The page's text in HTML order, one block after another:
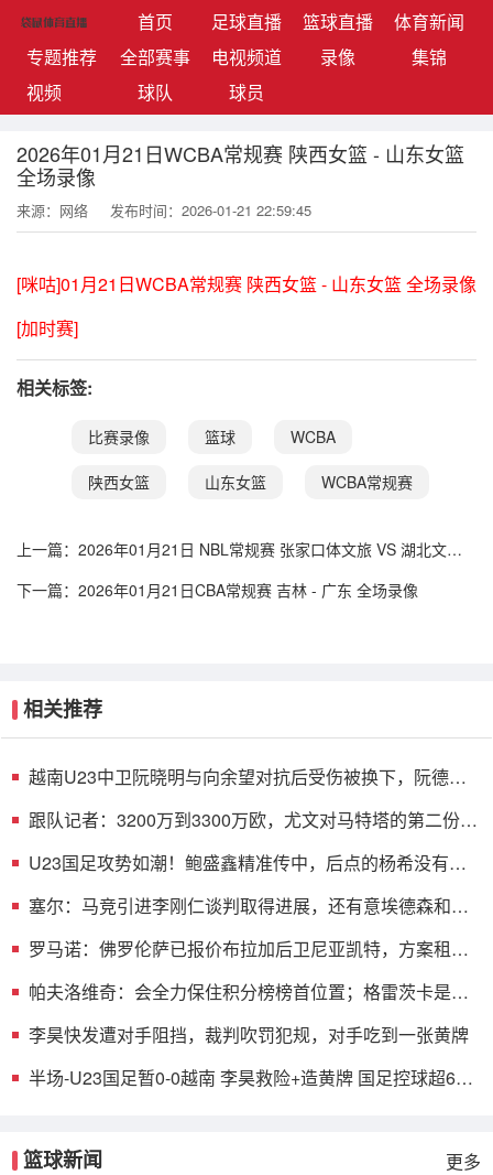
首页(current)足球直播 篮球直播
体育新闻
专题推荐
全部赛事 电视频道 录像
集锦
视频
球队 球员
2026年01月21日WCBA常规赛 陕西女篮 - 山东女篮
全场录像
来源：网络 发布时间：2026-01-21 22:59:45
[咪咕]01月21日WCBA常规赛 陕西女篮 - 山东女篮 全场录像
[加时赛]
相关标签:
比赛录像 篮球 WCBA
陕西女篮 山东女篮 WCBA常规赛
上一篇： 2026年01月21日 NBL常规赛 张家口体文旅 VS 湖北文旅
下一篇： 2026年01月21日CBA常规赛 吉林 - 广东 全场录像
相关推荐
越南U23中卫阮晓明与向余望对抗后受伤被换下，阮德英
跟队记者：3200万到3300万欧，尤文对马特塔的第二份报
U23国足攻势如潮！鲍盛鑫精准传中，后点的杨希没有顶
塞尔：马竞引进李刚仁谈判取得进展，还有意埃德森和若
罗马诺：佛罗伦萨已报价布拉加后卫尼亚凯特，方案租借
帕夫洛维奇：会全力保住积分榜榜首位置；格雷茨卡是我
李昊快发遭对手阻挡，裁判吹罚犯规，对手吃到一张黄牌
半场-U23国足暂0-0越南 李昊救险+造黄牌 国足控球超6成
篮球新闻 更多